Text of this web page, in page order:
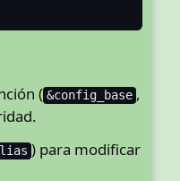
( &config_base ,
) para modificar